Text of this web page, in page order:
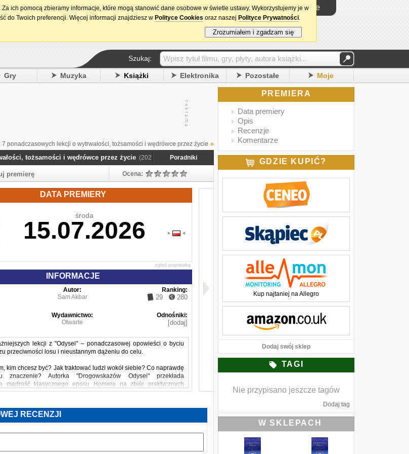
15. urodziny DataPremiery.pl Logowanie
Szukaj:
Gry Muzyka Książki Elektronika Pozostałe Moje
ponadczasowych lekcji o wytrwałości, tożsamości i wędrówce przez życie » Napisz recenzję
tożsamości i wędrówce przez życie (2026) Poradniki
premierę Ocena:
DATA PREMIERY
środa
15.07.2026
zgłoś poprawkę
INFORMACJE
Autor:
Sam Akbar
Ranking:
29 280
Wydawnictwo:
Otwarte
Odnośniki:
[dodaj]
lekcji z "Odysei" – ponadczasowej opowieści o byciu
przeciwności losu i nieustannym dążeniu do celu.
kim chcesz być? Jak traktować ludzi wokół siebie? Co naprawdę
Autorka "Drogowskazów Odysei" przekłada
mądrość klasycznego eposu Homera na zbiór praktycznych
dodają otuchy i pomagają w codziennym życiu. Dowiesz się
"efekt Kalipso", który pojawia się, gdy dostosowujemy się do
nas okoliczności i tracimy motywację;
RECENZJI
PREMIERA
Data premiery
Opis
Recenzje
Komentarze
GDZIE KUPIĆ?
Kup najtaniej na Allegro
Dodaj swój sklep
TAGI
Nie przypisano jeszcze tagów
Dodaj tag
W SKLEPACH
ich pomocą zbieramy informacje, które mogą stanowić dane osobowe w świetle ustawy. Wykorzystujemy je w
do Twoich preferencji. Więcej informacji znajdziesz w Polityce Cookies oraz naszej Polityce Prywatności.
Zrozumiałem i zgadzam się